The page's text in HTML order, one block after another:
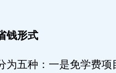
形式
五种：一是免学费项